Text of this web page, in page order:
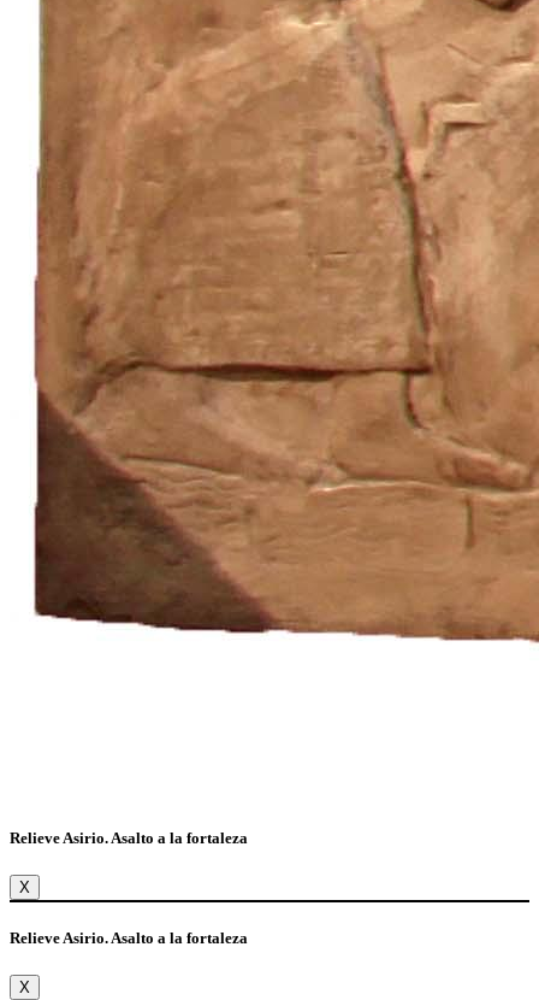
Relieve Asirio. Asalto a la fortaleza
X
Relieve Asirio. Asalto a la fortaleza
X